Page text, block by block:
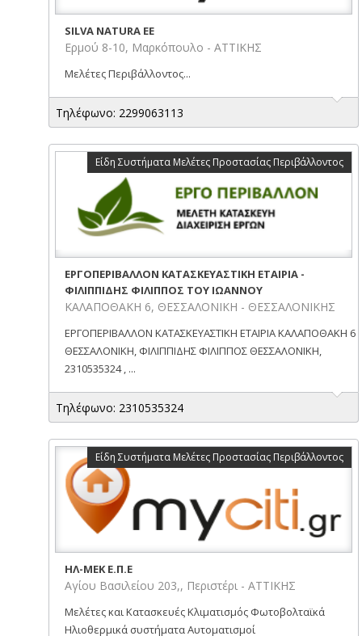
SILVA NATURA ΕΕ
Ερμού 8-10, Μαρκόπουλο - ΑΤΤΙΚΗΣ
Μελέτες Περιβάλλοντος...
Τηλέφωνο: 2299063113
Είδη Συστήματα Μελέτες Προστασίας Περιβάλλοντος
ΕΡΓΟΠΕΡΙΒΑΛΛΟΝ ΚΑΤΑΣΚΕΥΑΣΤΙΚΗ ΕΤΑΙΡΙΑ -
ΦΙΛΙΠΠΙΔΗΣ ΦΙΛΙΠΠΟΣ ΤΟΥ ΙΩΑΝΝΟΥ
ΚΑΛΑΠΟΘΑΚΗ 6, ΘΕΣΣΑΛΟΝΙΚΗ - ΘΕΣΣΑΛΟΝΙΚΗΣ
ΕΡΓΟΠΕΡΙΒΑΛΛΟΝ ΚΑΤΑΣΚΕΥΑΣΤΙΚΗ ΕΤΑΙΡΙΑ ΚΑΛΑΠΟΘΑΚΗ 6
ΘΕΣΣΑΛΟΝΙΚΗ, ΦΙΛΙΠΠΙΔΗΣ ΦΙΛΙΠΠΟΣ ΘΕΣΣΑΛΟΝΙΚΗ,
2310535324 , ...
Τηλέφωνο: 2310535324
Είδη Συστήματα Μελέτες Προστασίας Περιβάλλοντος
ΗΛ-ΜΕΚ Ε.Π.Ε
Αγίου Βασιλείου 203,, Περιστέρι - ΑΤΤΙΚΗΣ
Μελέτες και Κατασκευές Κλιματισμός Φωτοβολταϊκά
Ηλιοθερμικά συστήματα Αυτοματισμοί